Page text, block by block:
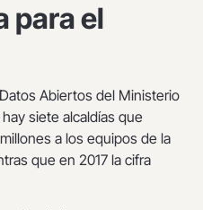
para el
Abiertos del Ministerio
siete alcaldías que
a los equipos de la
que en 2017 la cifra